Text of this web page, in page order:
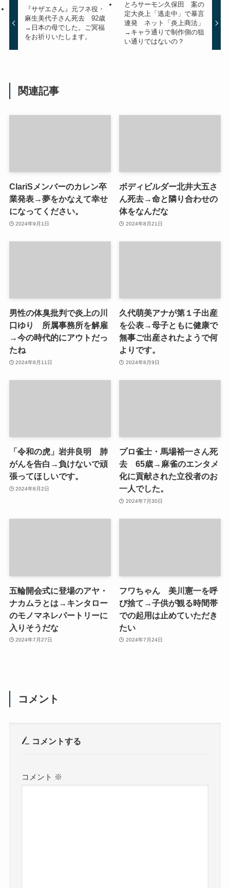
『サザエさん』元フネ役・
麻生美代子さん死去 92歳
→日本の母でした。ご冥福
をお祈りいたします。
とろサーモン久保田 案の
定大炎上「逃走中」で暴言
連発 ネット「炎上商法」
→キャラ通りで制作側の狙
い通りではないの？
関連記事
ClariSメンバーのカレン卒
業発表→夢をかなえて幸せ
になってください。
2024年9月1日
ボディビルダー北井大五さ
ん死去→命と隣り合わせの
体をなんだな
2024年8月21日
男性の体臭批判で炎上の川
口ゆり 所属事務所を解雇
→今の時代的にアウトだっ
たね
2024年8月11日
久代萌美アナが第１子出産
を公表→母子ともに健康で
無事ご出産されたようで何
よりです。
2024年8月9日
「令和の虎」岩井良明 肺
がんを告白→負けないで頑
張ってほしいです。
2024年8月2日
プロ雀士・馬場裕一さん死
去 65歳→麻雀のエンタメ
化に貢献された立役者のお
一人でした。
2024年7月30日
五輪開会式に登場のアヤ・
ナカムラとは→キンタロー
のモノマネレパートリーに
入りそうだな
2024年7月27日
フワちゃん 美川憲一を呼
び捨て→子供が観る時間帯
での起用は止めていただき
たい
2024年7月24日
コメント
コメントする
コメント ※